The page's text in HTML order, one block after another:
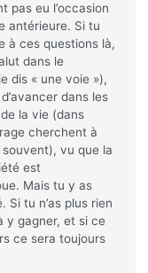
pas eu l’occasion
antérieure. Si tu
à ces questions là,
dans le
dis « une voie »),
dans les
la vie (dans
cherchent à
vu que la
est
Mais tu y as
Si tu n’as plus rien
y gagner, et si ce
ce sera toujours